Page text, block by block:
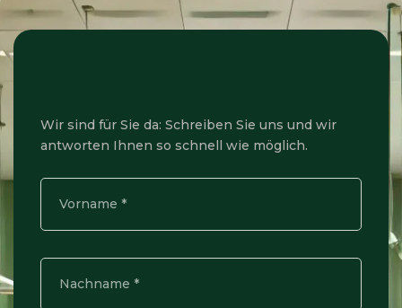
Wir sind für Sie da: Schreiben Sie uns und wir
antworten Ihnen so schnell wie möglich.